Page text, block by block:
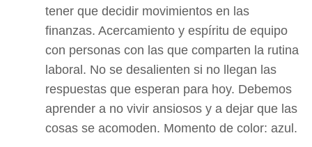
tener que decidir movimientos en las
finanzas. Acercamiento y espíritu de equipo
con personas con las que comparten la rutina
laboral. No se desalienten si no llegan las
respuestas que esperan para hoy. Debemos
aprender a no vivir ansiosos y a dejar que las
cosas se acomoden. Momento de color: azul.